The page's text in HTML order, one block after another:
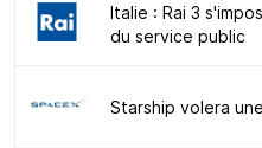
Italie : Rai 3
du service public
Starship volera